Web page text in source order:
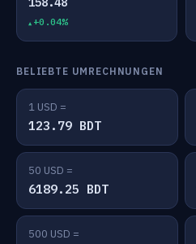
+0.04%
BELIEBTE UMRECHNUNGEN
1 USD =
123.79 BDT
50 USD =
6189.25 BDT
500 USD =